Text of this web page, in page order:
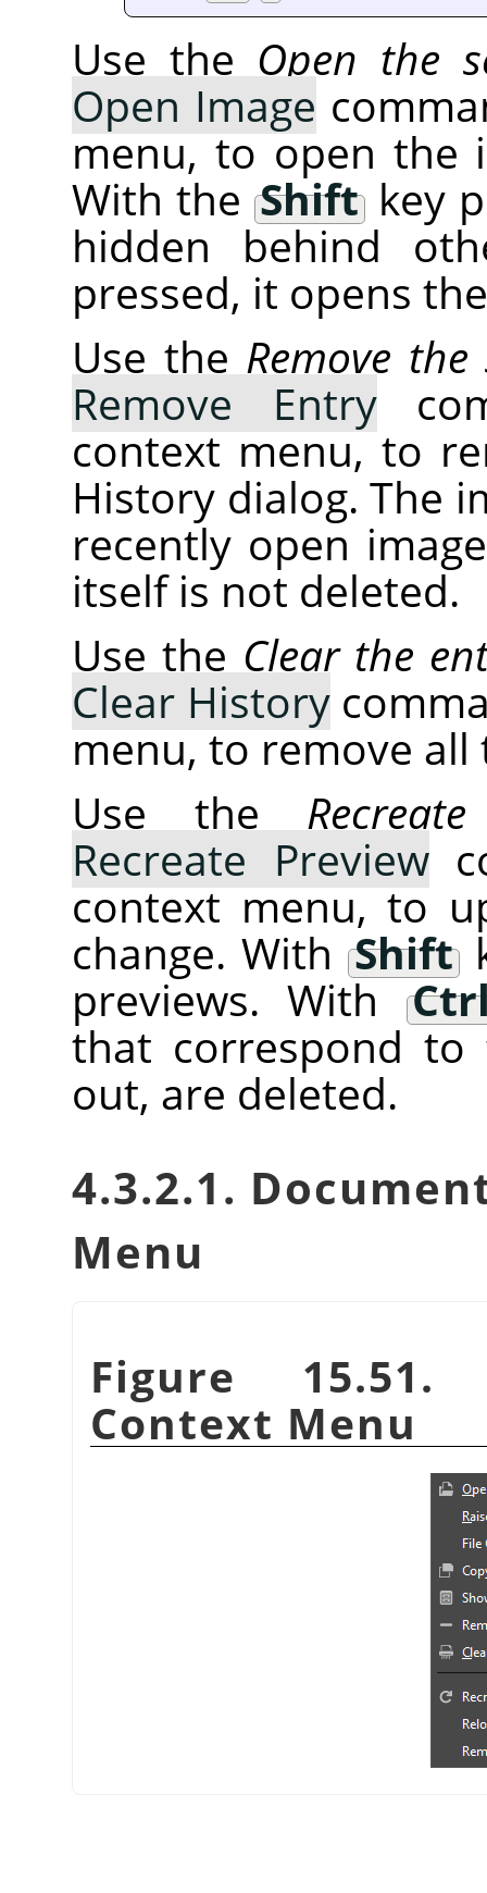
Use the Open the
Open Image
menu, to open the
With the Shift key
hidden behind
pressed, it opens
Use the Remove
Remove Entry
context menu, to
History dialog. The
recently open
itself is not deleted.
Use the Clear the
Clear History
menu, to remove
Use the
Recreate Preview
context menu, to
change. WithShift
previews. With
that correspond
out, are deleted.
4.3.2.1.
Menu
Figure 15.51.
Context Menu